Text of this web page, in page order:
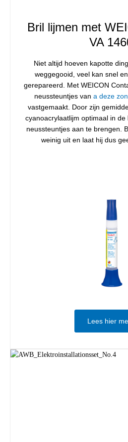
Bril lijmen met
VA
Niet altijd hoeven kapotte
weggegooid, veel kan snel
gerepareerd. Met WEICON
neussteuntjes van a deze
vastgemaakt. Door zijn
cyanoacrylaatlijm optimaal in
neussteuntjes aan te brengen.
weinig uit en laat hij dus
Lees hier